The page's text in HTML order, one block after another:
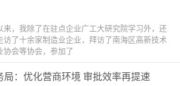
来，我除了在驻点企业广工大研究院学习外，还
访了十余家制造业企业，拜访了南海区高新技术
协会等协会，参加了
局：优化营商环境 审批效率再提速